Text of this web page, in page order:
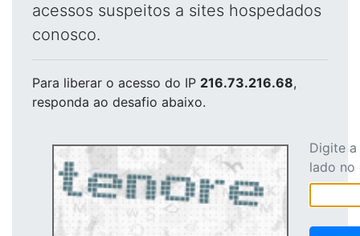
acessos suspeitos a sites hospedados
conosco.
Para liberar o acesso do IP 216.73.216.68,
responda ao desafio abaixo.
Digite
lado no